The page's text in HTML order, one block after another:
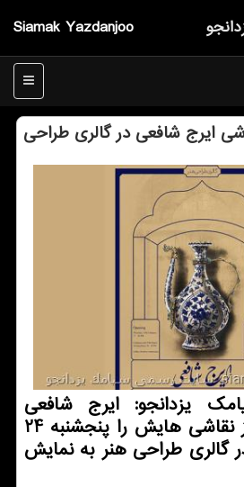
Siamak Yazdanjoo
منو
ایرج شافعی در گالری طراحی
یزدانجو: ایرج شافعی
مجموعه جدیدی از نقاشی هایش را پنجشنبه 24
در گالری طراحی هنر به نمایش